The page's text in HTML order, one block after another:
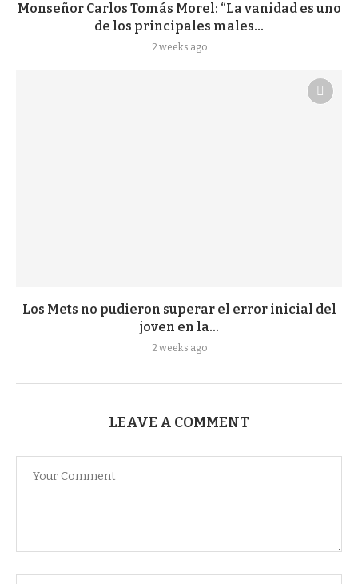
Monseñor Carlos Tomás Morel: “La vanidad es uno
de los principales males...
2 weeks ago
Los Mets no pudieron superar el error inicial del
joven en la...
2 weeks ago
LEAVE A COMMENT